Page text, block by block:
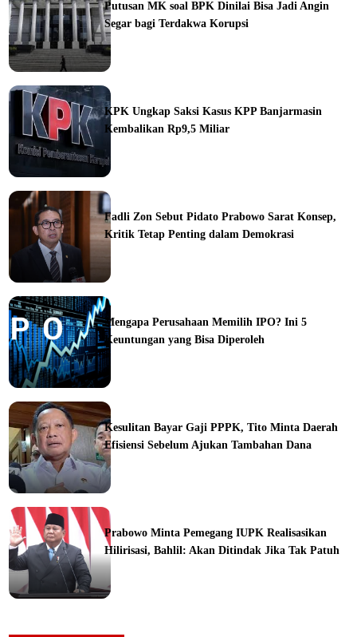
Putusan MK soal BPK Dinilai Bisa Jadi Angin
Segar bagi Terdakwa Korupsi
KPK Ungkap Saksi Kasus KPP Banjarmasin
Kembalikan Rp9,5 Miliar
Fadli Zon Sebut Pidato Prabowo Sarat Konsep,
Kritik Tetap Penting dalam Demokrasi
Mengapa Perusahaan Memilih IPO? Ini 5
Keuntungan yang Bisa Diperoleh
Kesulitan Bayar Gaji PPPK, Tito Minta Daerah
Efisiensi Sebelum Ajukan Tambahan Dana
Prabowo Minta Pemegang IUPK Realisasikan
Hilirisasi, Bahlil: Akan Ditindak Jika Tak Patuh